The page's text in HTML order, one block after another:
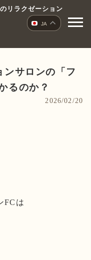
リラクゼーション
サロンの「フ
るのか？
2026/02/20
FCは
JA